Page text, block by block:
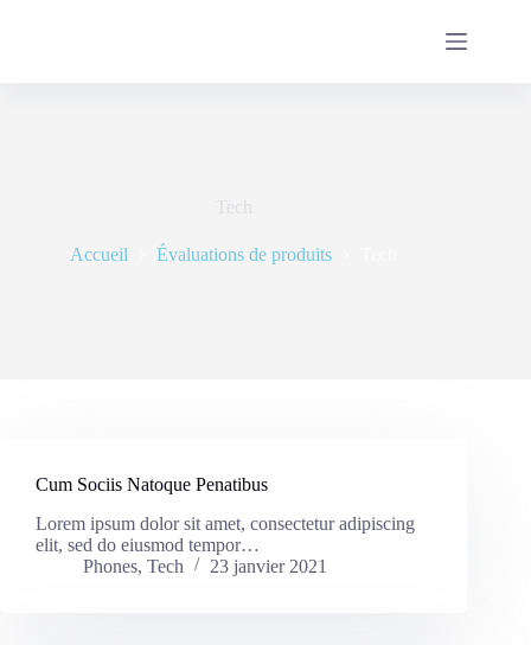
Accueil Évaluations de produits
Cum Sociis Natoque Penatibus
Lorem ipsum dolor sit amet, consectetur adipiscing
elit, sed do eiusmod tempor…
Phones, Tech 23 janvier 2021